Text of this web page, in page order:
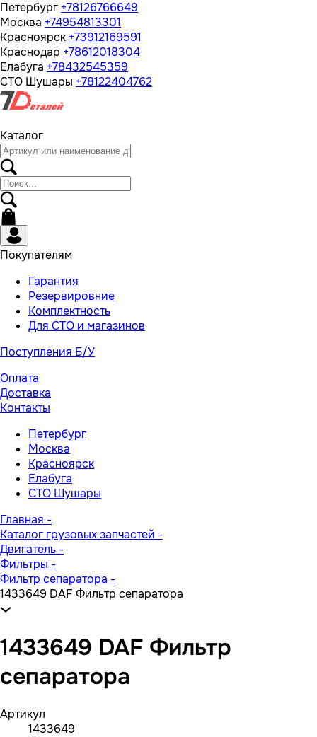
Петербург +78126766649
Москва +74954813301
Красноярск +73912169591
Краснодар +78612018304
Елабуга +78432545359
СТО Шушары +78122404762
Каталог
Покупателям
Гарантия
Резервировние
Комплектность
Для СТО и магазинов
Поступления Б/У
Оплата
Доставка
Контакты
Петербург
Москва
Красноярск
Елабуга
СТО Шушары
Главная -
Каталог грузовых запчастей -
Двигатель -
Фильтры -
Фильтр сепаратора -
1433649 DAF Фильтр сепаратора
1433649 DAF Фильтр
сепаратора
Артикул
1433649